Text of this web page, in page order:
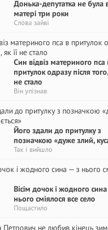
Донька-депутатка не була
матері три роки
Слова зайві
Син відвіз материного пса
притулок одразу після
не стало
Він упізнав
Його здали до притулку з
позначкою «дуже злий,
Так і вийшло
Вісім дочок і жодного
нього сміялося все село
Пощастило